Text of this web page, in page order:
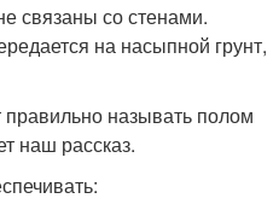
связаны со стенами.
на насыпной грунт,
называть полом
наш рассказ.